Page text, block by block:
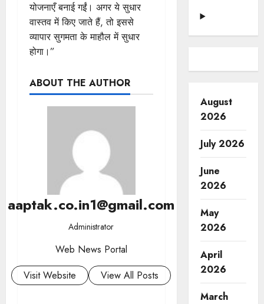
योजनाएँ बनाई गईं। अगर ये सुधार
वास्तव में किए जाते हैं, तो इससे
व्यापार सुगमता के माहौल में सुधार
होगा।”
ABOUT THE AUTHOR
aaptak.co.in1@gmail.com
Administrator
Web News Portal
Visit Website
View All Posts
August
2026
July 2026
June
2026
May
2026
April
2026
March